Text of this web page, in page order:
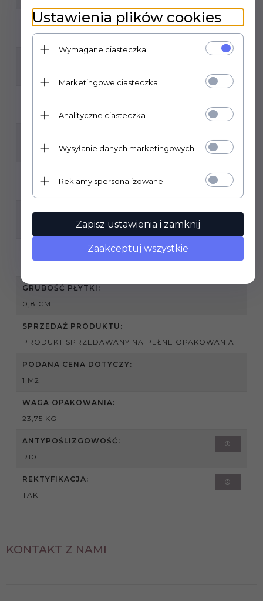
GATUNEK:
ILOŚĆ SZTUK W OPAKOWANIU:
RODZAJ POWIERZCHNI:
ZASTOSOWANIE:
GRUBOŚĆ PŁYTKI:
0,8 CM
SPRZEDAŻ PRODUKTU:
PRODUKT SPRZEDAWANY NA PEŁNE OPAKOWANIA
PODANA CENA DOTYCZY:
1 M2
WAGA OPAKOWANIA:
23,75 KG
ANTYPOŚLIZGOWOŚĆ:
R10
REKTYFIKACJA:
TAK
KONTAKT Z NAMI
Ustawienia plików cookies
Wymagane ciasteczka
Marketingowe ciasteczka
Analityczne ciasteczka
Wysyłanie danych marketingowych
Reklamy spersonalizowane
Zapisz ustawienia i zamknij
Zaakceptuj wszystkie